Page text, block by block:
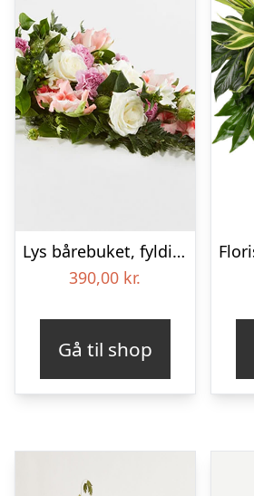
Lys bårebuket, fyldig – Blomster til begravelse
390,00 kr.
Gå til shop